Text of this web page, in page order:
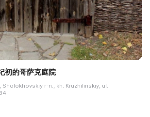
的哥萨克庭院
Sholokhovskiy r-n., kh. Kruzhilinskiy, ul.